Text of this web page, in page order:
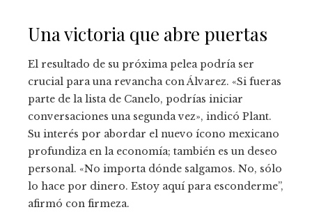
Una victoria que abre puertas
El resultado de su próxima pelea podría ser
crucial para una revancha con Álvarez. «Si fueras
parte de la lista de Canelo, podrías iniciar
conversaciones una segunda vez», indicó Plant.
Su interés por abordar el nuevo ícono mexicano
profundiza en la economía; también es un deseo
personal. «No importa dónde salgamos. No, sólo
lo hace por dinero. Estoy aquí para esconderme”,
afirmó con firmeza.